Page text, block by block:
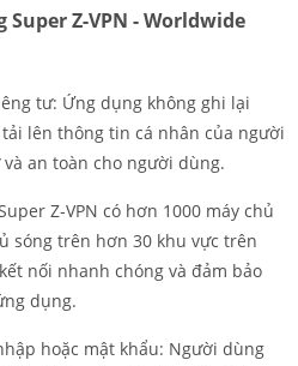
Z-VPN - Worldwide
tư: Ứng dụng không ghi lại
lên thông tin cá nhân của người
an toàn cho người dùng.
Z-VPN có hơn 1000 máy chủ
sóng trên hơn 30 khu vực trên
nối nhanh chóng và đảm bảo
dụng.
hoặc mật khẩu: Người dùng